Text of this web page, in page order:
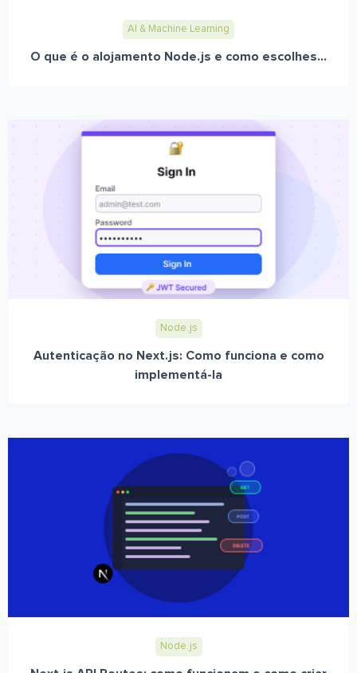
AI & Machine Learning
O que é o alojamento Node.js e como escolhes...
Node.js
Autenticação no Next.js: Como funciona e como
implementá-la
Node.js